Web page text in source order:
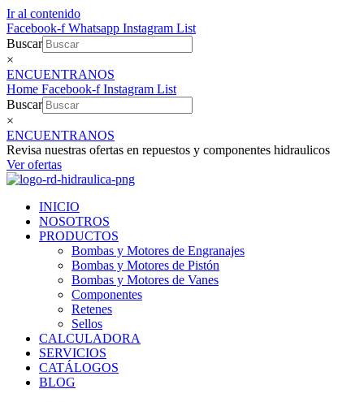
Ir al contenido
Facebook-f Whatsapp Instagram List
Buscar
×
ENCUENTRANOS
Home Facebook-f Instagram List
Buscar
×
ENCUENTRANOS
Revisa nuestras ofertas en repuestos y componentes hidraulicos
Ver ofertas
INICIO
NOSOTROS
PRODUCTOS
Bombas y Motores de Engranajes
Bombas y Motores de Pistón
Bombas y Motores de Vanes
Componentes
Retenes
Sellos
CALCULADORA
SERVICIOS
CATÁLOGOS
BLOG